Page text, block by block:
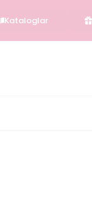
Kataloglar